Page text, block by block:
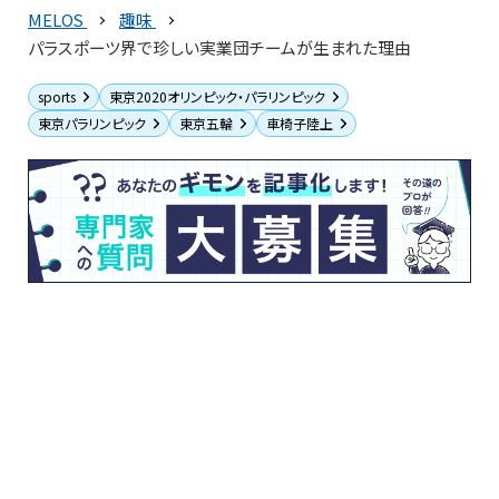
MELOS
趣味
パラスポーツ界で珍しい実業団チームが生まれた理由
sports
東京2020オリンピック・パラリンピック
東京パラリンピック
東京五輪 車椅子陸上